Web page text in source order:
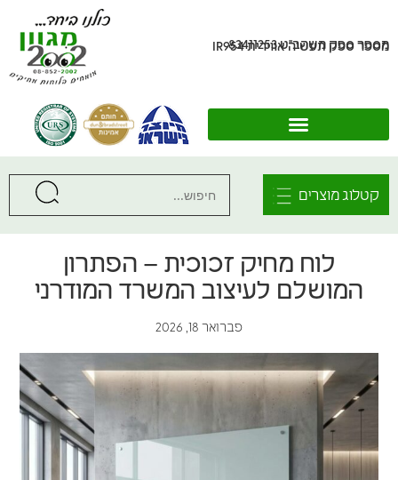
מספר ספק משהב"ט 83411253
מספר ספק תעשיה אווירית IR954
קטלוג מוצרים
לוח מחיק זכוכית – הפתרון
המושלם לעיצוב המשרד המודרני
פברואר 18, 2026